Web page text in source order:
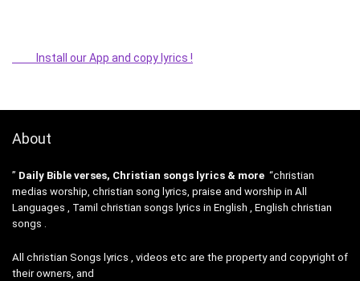
Install our App and copy lyrics !
About
” Daily Bible verses, Christian songs lyrics & more “christian
medias worship, christian song lyrics, praise and worship in All
Languages , Tamil christian songs lyrics in English , English christian
songs .
All christian Songs lyrics , videos etc are the property and copyright of
their owners, and